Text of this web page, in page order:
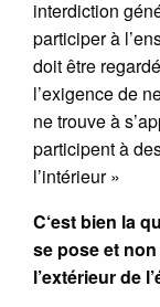
interdiction
participer à
doit être
l’exigence de
ne trouve à
participent à
l’intérieur »
C‘est bien la
se pose et
l’extérieur de